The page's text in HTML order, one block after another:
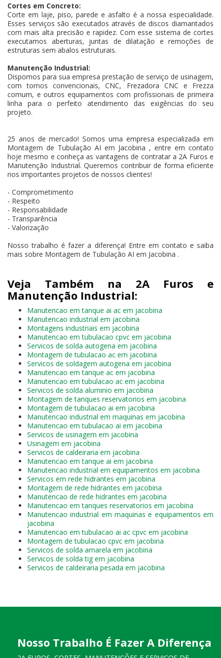
Cortes em Concreto:
Corte em laje, piso, parede e asfalto é a nossa especialidade.
Esses serviços são executados através de discos diamantados
com mais alta precisão e rapidez. Com esse sistema de cortes
executamos aberturas, juntas de dilatação e remoções de
estruturas sem abalos estruturais.
Manutenção Industrial:
Dispomos para sua empresa prestação de serviço de usinagem,
com tornos convencionais, CNC, Frezadora CNC e Frezza
comum, e outros equipamentos com profissionais de primeira
linha para o perfeito atendimento das exigências do seu
projeto.
25 anos de mercado! Somos uma empresa especializada em
Montagem de Tubulação AI em Jacobina , entre em contato
hoje mesmo e conheça as vantagens de contratar a 2A Furos e
Manutenção Industrial. Queremos contribuir de forma eficiente
nos importantes projetos de nossos clientes!
- Comprometimento
- Respeito
- Responsabilidade
- Transparência
- Valorização
Nosso trabalho é fazer a diferença! Entre em contato e saiba
mais sobre Montagem de Tubulação AI em Jacobina .
Veja Também na 2A Furos e
Manutenção Industrial:
Manutencao em tanque ai ac em jacobina
Manutencao industrial em jacobina
Montagens industriais em jacobina
Manutencao em tubulacao cpvc em jacobina
Servicos de solda autogena em jacobina
Montagem de tubulacao ac em jacobina
Servicos de soldagem autogena em jacobina
Manutencao em tanque ac em jacobina
Manutencao em tubulacao ac em jacobina
Servicos de solda aluminio em jacobina
Montagem de tanques reservatorios em jacobina
Montagem de tubulacao ai em jacobina
Manutencao industrial em maquinas em jacobina
Manutencao em tubulacao ai em jacobina
Servicos de usinagem em jacobina
Usinagem em jacobina
Servicos de caldeiraria em jacobina
Manutencao em tanque ai em jacobina
Manutencao industrial em equipamentos em jacobina
Servicos em rede hidrantes em jacobina
Montagem de rede hidrantes em jacobina
Manutencao de rede hidrantes em jacobina
Manutencao em tanques reservatorios em jacobina
Manutencao industrial em maquinas e equipamentos em
jacobina
Manutencao em tubulacao ai ac cpvc em jacobina
Montagem de tubulacao cpvc em jacobina
Servicos de solda amarela em jacobina
Servicos de solda tig em jacobina
Servicos de caldeiraria pesada em jacobina
Nosso Trabalho É Fazer A Diferença